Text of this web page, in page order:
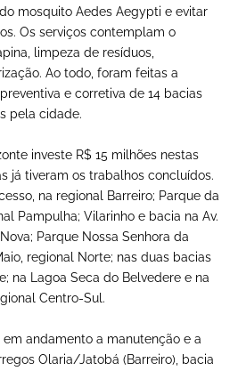
mosquito Aedes Aegypti e evitar
Os serviços contemplam o
limpeza de resíduos,
Ao todo, foram feitas a
e corretiva de 14 bacias
pela cidade.
investe R$ 15 milhões nestas
já tiveram os trabalhos concluídos.
na regional Barreiro; Parque da
Pampulha; Vilarinho e bacia na Av.
Parque Nossa Senhora da
regional Norte; nas duas bacias
na Lagoa Seca do Belvedere e na
Centro-Sul.
andamento a manutenção e a
Olaria/Jatobá (Barreiro), bacia